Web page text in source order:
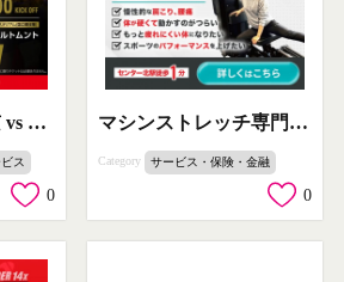
国立開催・FC東京 vs ボルシア ドルトムント親善試合
ス
0
マシンストレッチ専門ジム PROMOVE
Category サービス・保険・金融
0